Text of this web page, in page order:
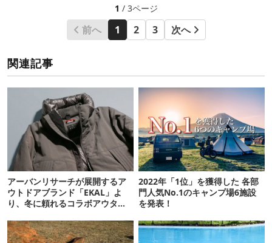
1 / 3ページ
前へ 1 2 3 次へ
関連記事
アーバンリサーチが展開するア
ウトドアブランド「EKAL」よ
り、冬に頼れるコラボアウター
2022年「1位」を獲得した 各部
門人気No.1のキャンプ場6施設
を発表！